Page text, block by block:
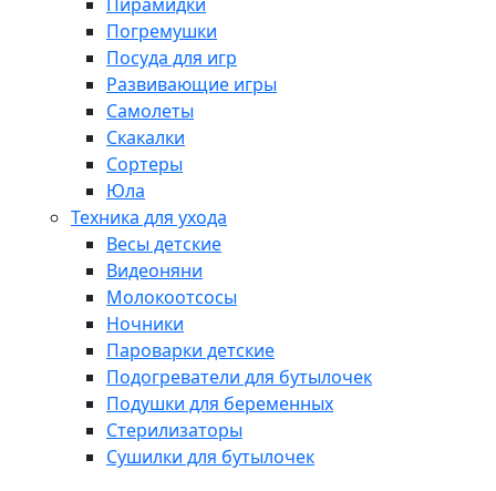
Погремушки
Посуда для игр
Развивающие игры
Самолеты
Скакалки
Сортеры
Юла
Техника для ухода
Весы детские
Видеоняни
Молокоотсосы
Ночники
Пароварки детские
Подогреватели для бутылочек
Подушки для беременных
Стерилизаторы
Сушилки для бутылочек